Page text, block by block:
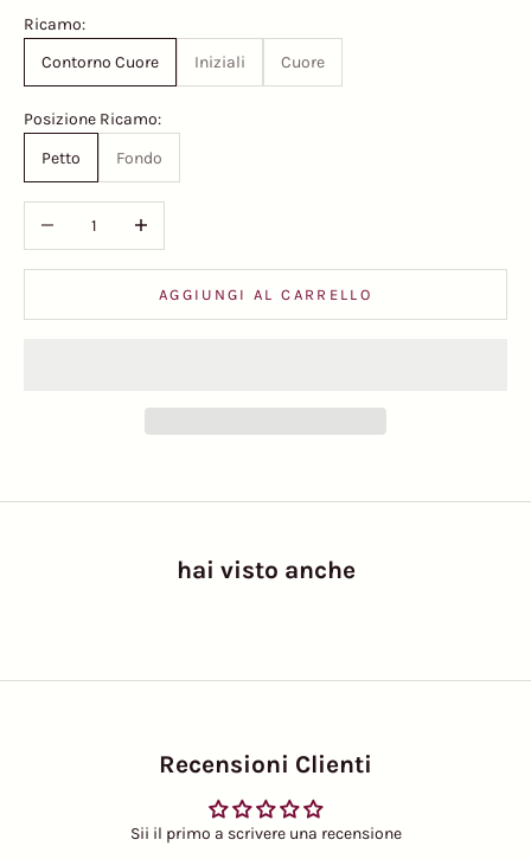
Ricamo:
Contorno Cuore
Iniziali Cuore
Posizione Ricamo:
Petto
Fondo
Diminuisci quantitàAumenta quantità
AGGIUNGI AL CARRELLO
hai visto anche
Recensioni Clienti
Sii il primo a scrivere una recensione